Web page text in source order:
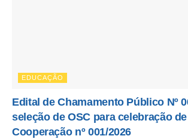
EDUCAÇÃO
Edital de Chamamento Público Nº
seleção de OSC para celebração
Cooperação nº 001/2026